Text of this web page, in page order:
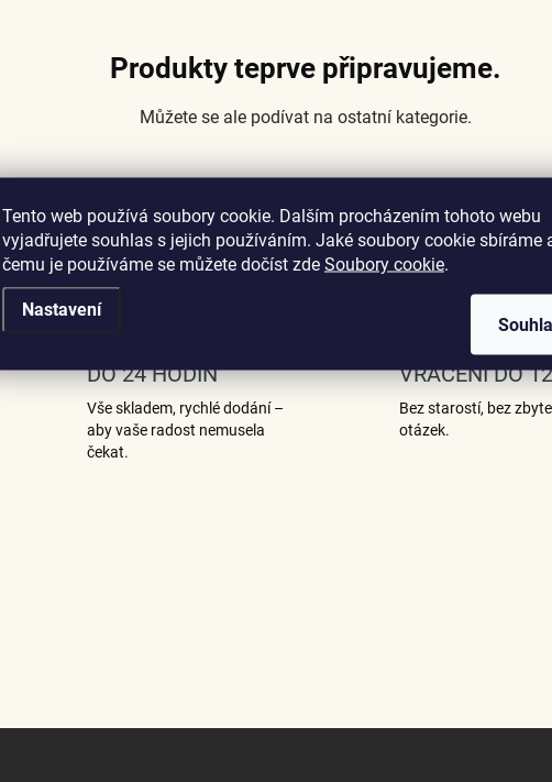
Tento web používá soubory cookie. Dalším procházením tohoto webu
vyjadřujete souhlas s jejich používáním. Jaké soubory cookie sbíráme
čemu je používáme se můžete dočíst zde Soubory cookie.
Nastavení
Produkty teprve připravujeme.
Můžete se ale podívat na ostatní kategorie.
Zpět do obchodu
DO 24 HODIN
Vše skladem, rychlé dodání –
aby vaše radost nemusela
čekat.
SNADNÁ
VRÁCENÍ DO
Bez starostí, bez
otázek.